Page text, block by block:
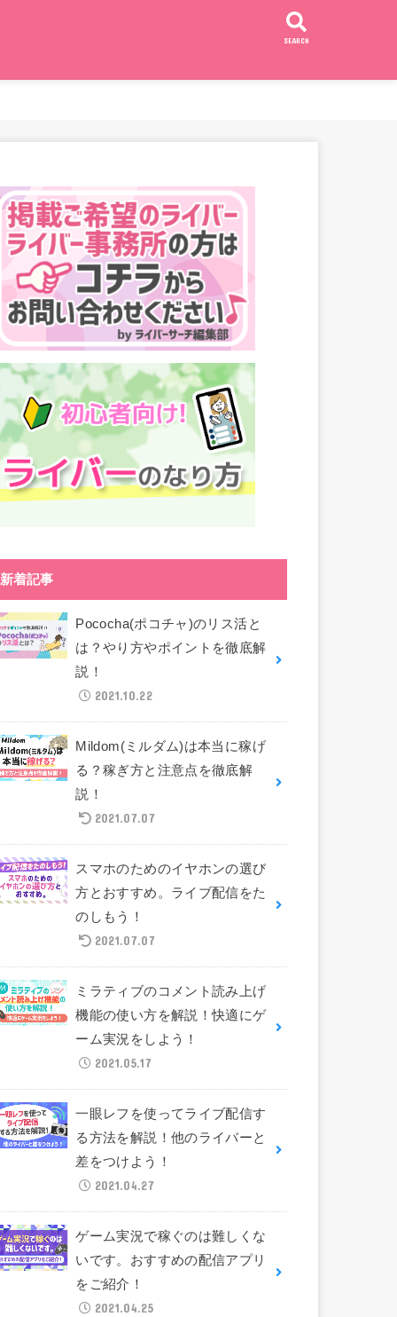
SEARCH
新着記事
Pococha(ポコチャ)のリス活と
は？やり方やポイントを徹底解
説！
2021.10.22
Mildom(ミルダム)は本当に稼げ
る？稼ぎ方と注意点を徹底解
説！
2021.07.07
スマホのためのイヤホンの選び
方とおすすめ。ライブ配信をた
のしもう！
2021.07.07
ミラティブのコメント読み上げ
機能の使い方を解説！快適にゲ
ーム実況をしよう！
2021.05.17
一眼レフを使ってライブ配信す
る方法を解説！他のライバーと
差をつけよう！
2021.04.27
ゲーム実況で稼ぐのは難しくな
いです。おすすめの配信アプリ
をご紹介！
2021.04.25